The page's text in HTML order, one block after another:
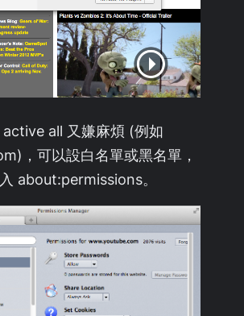
all 又嫌麻煩 (例如
，可以設白名單或黑名單，
about:permissions。